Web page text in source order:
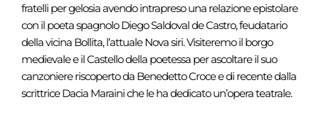
fratelli per gelosia avendo intrapreso una relazione epistolare
con il poeta spagnolo Diego Saldoval de Castro, feudatario
della vicina Bollita, l’attuale Nova siri. Visiteremo il borgo
medievale e il Castello della poetessa per ascoltare il suo
canzoniere riscoperto da Benedetto Croce e di recente dalla
scrittrice Dacia Maraini che le ha dedicato un’opera teatrale.